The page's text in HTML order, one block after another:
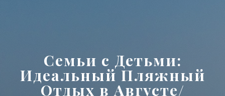
Семьи с Детьми:
Идеальный Пляжный
Отдых в Августе/